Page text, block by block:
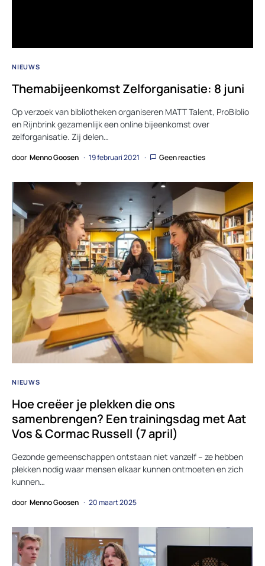
NIEUWS
Themabijeenkomst Zelforganisatie: 8 juni
Op verzoek van bibliotheken organiseren MATT Talent, ProBiblio
en Rijnbrink gezamenlijk een online bijeenkomst over
zelforganisatie. Zij delen…
door Menno Goosen 19 februari 2021 Geen reacties
NIEUWS
Hoe creëer je plekken die ons
samenbrengen? Een trainingsdag met Aat
Vos & Cormac Russell (7 april)
Gezonde gemeenschappen ontstaan niet vanzelf – ze hebben
plekken nodig waar mensen elkaar kunnen ontmoeten en zich
kunnen…
door Menno Goosen 20 maart 2025